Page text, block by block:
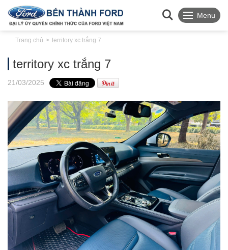
Menu
Trang chủ territory xc trắng 7
territory xc trắng 7
21/03/2025